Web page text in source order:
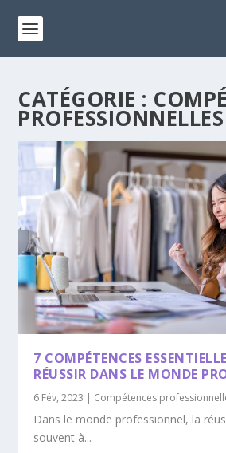
CATÉGORIE :
PROFESSIONNELLES
7 COMPÉTENCES
RÉUSSIR DANS LE MONDE
6 Fév, 2023 | Compétences
Dans le monde professionnel, la
souvent à...